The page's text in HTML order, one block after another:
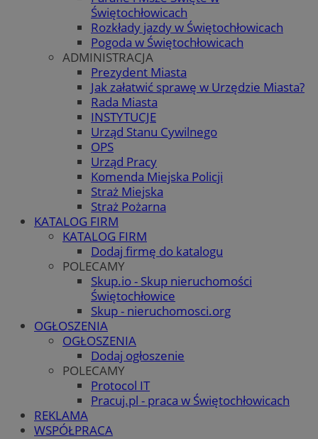
Świętochłowicach
Rozkłady jazdy w Świętochłowicach
Pogoda w Świętochłowicach
ADMINISTRACJA
Prezydent Miasta
Jak załatwić sprawę w Urzędzie Miasta?
Rada Miasta
INSTYTUCJE
Urząd Stanu Cywilnego
OPS
Urząd Pracy
Komenda Miejska Policji
Straż Miejska
Straż Pożarna
KATALOG FIRM
KATALOG FIRM
Dodaj firmę do katalogu
POLECAMY
Skup.io - Skup nieruchomości
Świętochłowice
Skup - nieruchomosci.org
OGŁOSZENIA
OGŁOSZENIA
Dodaj ogłoszenie
POLECAMY
Protocol IT
Pracuj.pl - praca w Świętochłowicach
REKLAMA
WSPÓŁPRACA